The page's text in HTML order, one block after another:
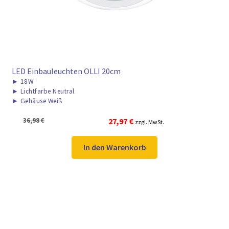
LED Einbauleuchten OLLI 20cm
► 18W
► Lichtfarbe Neutral
► Gehäuse Weiß
36,98€
Ursprünglicher
war:
36,98 €
27,97 €Aktueller
ist:
27,97 €.
zzgl. MwSt.
In den Warenkorb